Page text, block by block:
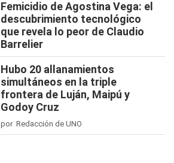
Femicidio de Agostina Vega: el
descubrimiento tecnológico
que revela lo peor de Claudio
Barrelier
Hubo 20 allanamientos
simultáneos en la triple
frontera de Luján, Maipú y
Godoy Cruz
por Redacción de UNO